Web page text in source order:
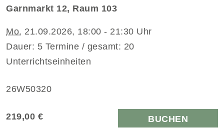
Garnmarkt 12, Raum 103
Mo. 21.09.2026, 18:00 - 21:30 Uhr
Dauer: 5 Termine / gesamt: 20
Unterrichtseinheiten
26W50320
219,00 € BUCHEN